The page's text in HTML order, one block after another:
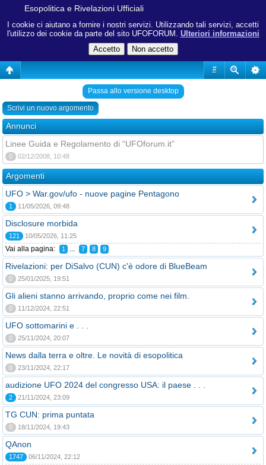
I cookie ci aiutano a fornire i nostri servizi. Utilizzando tali servizi, accetti
l'utilizzo dei cookie da parte del sito UFOFORUM. Ulteriori informazioni
#
Esopolitica e Rivelazioni Ufficiali
Passa allo versione desktop
Scrivi un nuovo argomento
Annunci
Linee Guida e Regolamento di “UFOforum.it”
0 02/12/2008, 10:48
Argomenti
UFO > War.gov/ufo - nuove pagine Pentagono
1 11/05/2026, 09:48
Disclosure morbida
121 10/05/2026, 11:25
Vai alla pagina: 1 ... 7 8 9
Rivelazioni: per DiSalvo (CUN) c'è odore di BlueBeam
0 25/01/2025, 19:51
Gli alieni stanno arrivando, proprio come nei film.
0 11/12/2024, 22:51
UFO sottomarini e . . .
0 25/11/2024, 20:07
News dalla terra e oltre. Le novità di esopolitica
0 23/11/2024, 22:17
audizione UFO 2024 del congresso USA: il paese . . .
2 21/11/2024, 23:09
TG CUN: prima puntata
0 18/11/2024, 19:43
QAnon
1747 06/11/2024, 22:12